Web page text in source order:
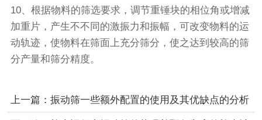
10、根据物料的筛选要求，调节重锤块的相位角或增减
加重片，产生不不同的激振力和振幅，可改变物料的运
动轨迹，使物料在筛面上充分筛分，使之达到较高的筛
分产量和筛分精度。
上一篇：振动筛一些额外配置的使用及其优缺点的分析